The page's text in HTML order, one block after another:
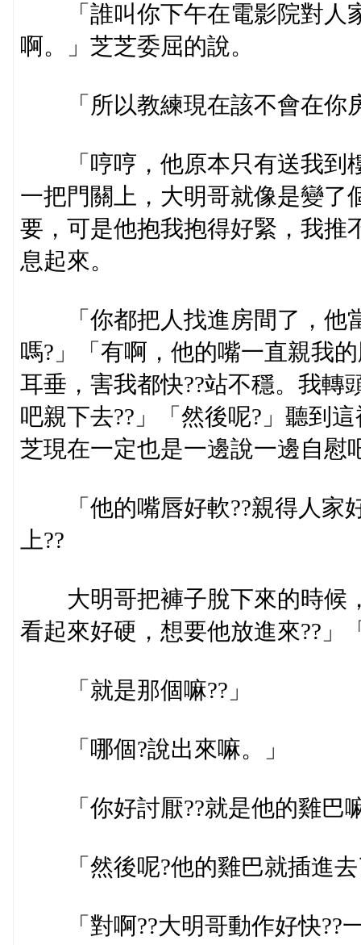
「誰叫你下午在電影院對人
啊。」芝芝委屈的說。
「所以教練現在該不會在你
「哼哼，他原本只有送我到
一把門關上，大明哥就像是變了
要，可是他抱我抱得好緊，我推
息起來。
「你都把人找進房間了，他
嗎?」「有啊，他的嘴一直親我
耳垂，害我都快??站不穩。我轉
吧親下去??」「然後呢?」聽到
芝現在一定也是一邊說一邊自慰
「他的嘴唇好軟??親得人家
上??
大明哥把褲子脫下來的時候
看起來好硬，想要他放進來??」
「就是那個嘛??」
「哪個?說出來嘛。」
「你好討厭??就是他的雞巴嘛
「然後呢?他的雞巴就插進去
「對啊??大明哥動作好快??